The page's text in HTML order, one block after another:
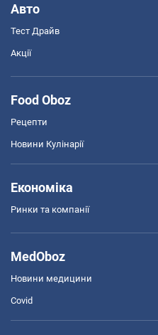
Авто
Тест Драйв
Акції
Food Oboz
Рецепти
Новини Кулінарії
Економіка
Ринки та компанії
MedOboz
Новини медицини
Covid